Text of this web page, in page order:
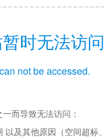
时无法访问
not be accessed.
而导致无法访问：
以及其他原因（空间超标